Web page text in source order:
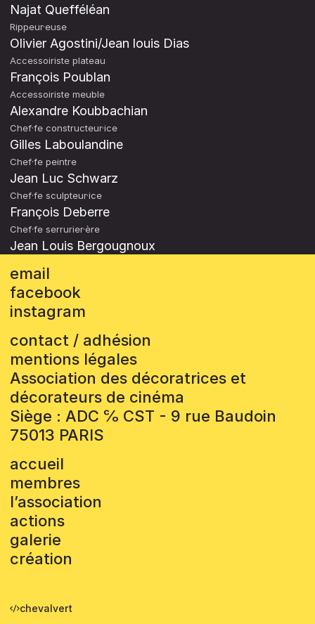
Najat Quefféléan
Rippeur·euse
Olivier Agostini/Jean louis Dias
Accessoiriste plateau
François Poublan
Accessoiriste meuble
Alexandre Koubbachian
Chef·fe constructeur·ice
Gilles Laboulandine
Chef·fe peintre
Jean Luc Schwarz
Chef·fe sculpteur·ice
François Deberre
Chef·fe serrurier·ère
Jean Louis Bergougnoux
email
facebook
instagram
contact / adhésion
mentions légales
Association des décoratrices et
décorateurs de cinéma
Siège : ADC ℅ CST - 9 rue Baudoin
75013 PARIS
accueil
membres
l’association
actions
galerie
création
chevalvert